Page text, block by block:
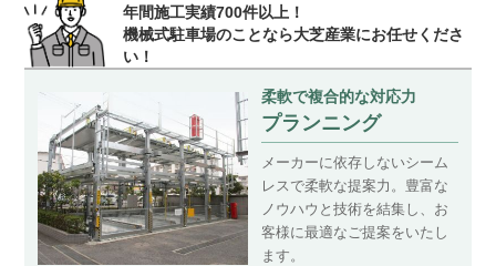
年間施工実績700件以上！
機械式駐車場のことなら大芝産業にお任せくださ
い！
柔軟で複合的な対応力
プランニング
メーカーに依存しないシーム
レスで柔軟な提案力。豊富な
ノウハウと技術を結集し、お
客様に最適なご提案をいたし
ます。